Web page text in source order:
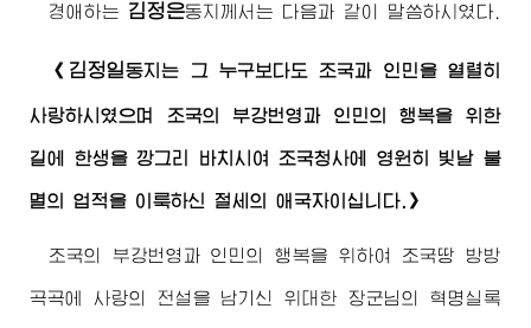
경애하는 김정은동지 께서는 다음과 같이 말씀하시였다.
《 김정일동지는 그 누구보다도 조국과 인민을 열렬히
사랑하시였으며 조국의 부강번영과 인민의 행복을 위한
길에 한생을 깡그리 바치시여 조국청사에 영원히 빛날 불
멸의 업적을 이룩하신 절세의 애국자이십니다.》
조국의 부강번영과 인민의 행복을 위하여 조국땅 방방
곡곡에 사랑의 전설을 남기신위대한 장군님의 혁명실록